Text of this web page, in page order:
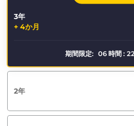
3年
+ 4か月
期間限定: 06時間: 22
2年